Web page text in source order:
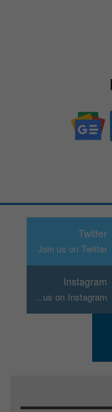
Twitter
Join us on Twitter
Instagram
Join us on Instagram